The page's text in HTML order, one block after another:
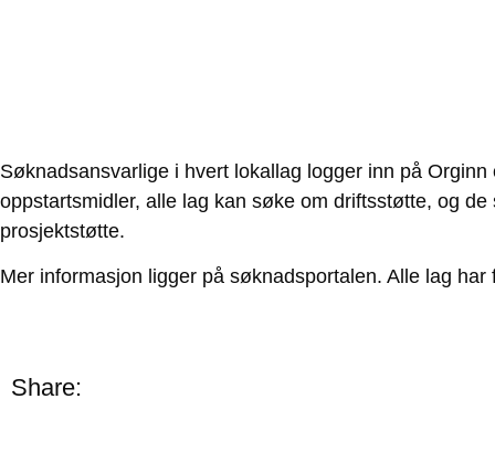
Søknadsansvarlige i hvert lokallag logger inn på
oppstartsmidler, alle lag kan søke om driftsstøtte, og
prosjektstøtte.
Mer informasjon ligger på søknadsportalen. Alle lag har
Share: